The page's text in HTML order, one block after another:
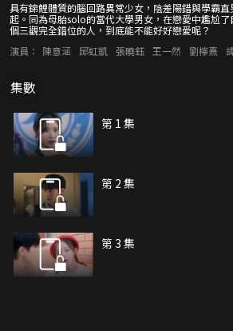
具有錦鯉體質的腦回路異常少女，陰差陽錯與學霸
起。同為母胎solo的當代大學男女，在戀愛中尷尬
個三觀完全錯位的人，到底能不能好好戀愛呢？
演員： 陳意涵 邱虹凱 張曉鈺 王一然 劉檸熹
集數
第 1 集
第 2 集
第 3 集